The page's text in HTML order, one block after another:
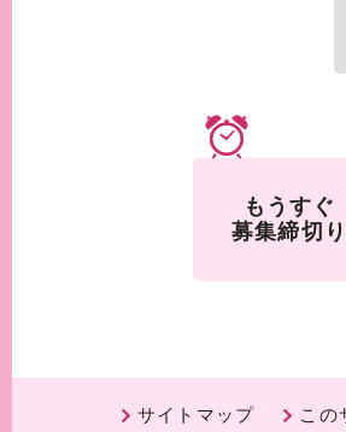
もうすぐ
募集締切り
サイトマップ この